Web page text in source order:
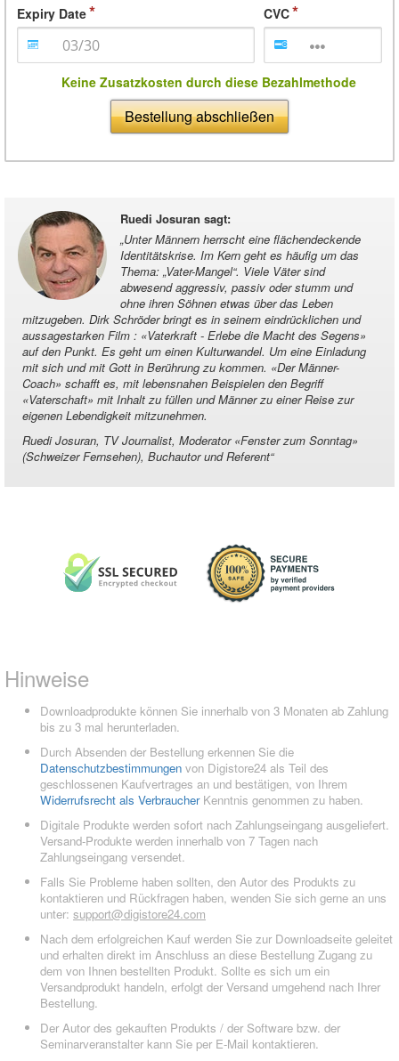
Expiry Date CVC
Keine Zusatzkosten durch diese Bezahlmethode
Bestellung abschließen
Ruedi Josuran sagt:
„Unter Männern herrscht eine flächendeckende
Identitätskrise. Im Kern geht es häufig um das
Thema: „Vater-Mangel“. Viele Väter sind
abwesend aggressiv, passiv oder stumm und
ohne ihren Söhnen etwas über das Leben
mitzugeben. Dirk Schröder bringt es in seinem eindrücklichen und
aussagestarken Film : «Vaterkraft - Erlebe die Macht des Segens»
auf den Punkt. Es geht um einen Kulturwandel. Um eine Einladung
mit sich und mit Gott in Berührung zu kommen. «Der Männer-
Coach» schafft es, mit lebensnahen Beispielen den Begriff
«Vaterschaft» mit Inhalt zu füllen und Männer zu einer Reise zur
eigenen Lebendigkeit mitzunehmen.
Ruedi Josuran, TV Journalist, Moderator «Fenster zum Sonntag»
(Schweizer Fernsehen), Buchautor und Referent“
Hinweise
Downloadprodukte können Sie innerhalb von 3 Monaten ab Zahlung
bis zu 3 mal herunterladen.
Durch Absenden der Bestellung erkennen Sie die
Datenschutzbestimmungen von Digistore24 als Teil des
geschlossenen Kaufvertrages an und bestätigen, von Ihrem
Widerrufsrecht als VerbraucherKenntnis genommen zu haben.
Digitale Produkte werden sofort nach Zahlungseingang ausgeliefert.
Versand-Produkte werden innerhalb von 7 Tagen nach
Zahlungseingang versendet.
Falls Sie Probleme haben sollten, den Autor des Produkts zu
kontaktieren und Rückfragen haben, wenden Sie sich gerne an uns
unter: support@digistore24.com
Nach dem erfolgreichen Kauf werden Sie zur Downloadseite geleitet
und erhalten direkt im Anschluss an diese Bestellung Zugang zu
dem von Ihnen bestellten Produkt. Sollte es sich um ein
Versandprodukt handeln, erfolgt der Versand umgehend nach Ihrer
Bestellung.
Der Autor des gekauften Produkts / der Software bzw. der
Seminarveranstalter kann Sie per E-Mail kontaktieren.